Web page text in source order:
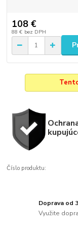
108 €
88 € bez DPH
Číslo produktu:
Doprava od
Využite